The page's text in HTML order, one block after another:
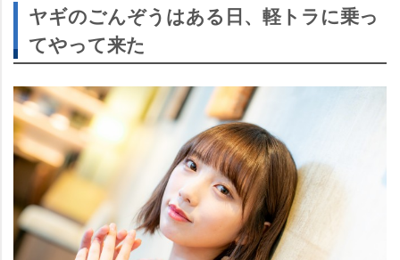
ヤギのごんぞうはある日、軽トラに乗っ
てやって来た